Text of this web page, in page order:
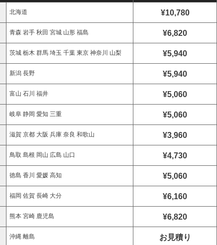
北海道 ¥10,780
青森 岩手 秋田 宮城 山形 福島 ¥6,820
茨城 栃木 群馬 埼玉 千葉 東京 神奈川 山梨 ¥5,940
新潟 長野 ¥5,940
富山 石川 福井 ¥5,060
岐阜 静岡 愛知 三重 ¥5,060
滋賀 京都 大阪 兵庫 奈良 和歌山 ¥3,960
鳥取 島根 岡山 広島 山口 ¥4,730
徳島 香川 愛媛 高知 ¥5,060
福岡 佐賀 長崎 大分 ¥6,160
熊本 宮崎 鹿児島 ¥6,820
沖縄 離島 お見積り